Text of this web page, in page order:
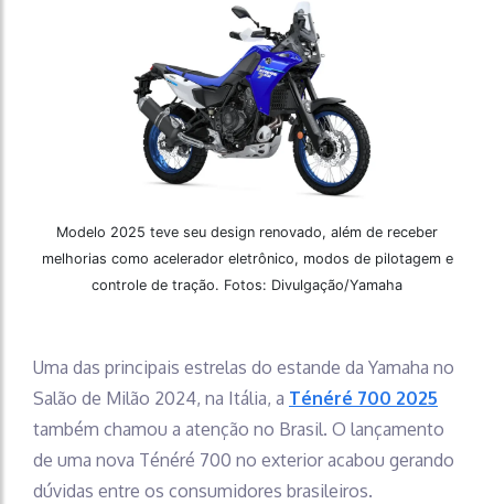
Modelo 2025 teve seu design renovado, além de receber
melhorias como acelerador eletrônico, modos de pilotagem e
controle de tração. Fotos: Divulgação/Yamaha
Uma das principais estrelas do estande da Yamaha no
Salão de Milão 2024, na Itália, a Ténéré 700 2025
também chamou a atenção no Brasil. O lançamento
de uma nova Ténéré 700 no exterior acabou gerando
dúvidas entre os consumidores brasileiros.